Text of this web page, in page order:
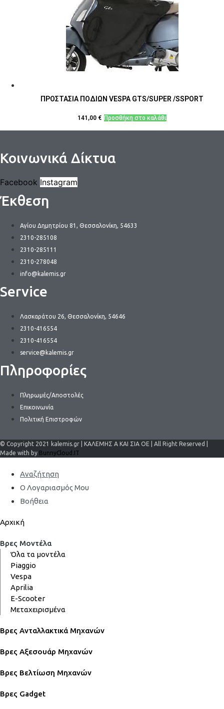
ΠΡΟΣΤΑΣΙΑ ΠΟΔΙΩΝ VESPA GTS/SUPER /SSPORT
141,00 € Προσθήκη στο καλάθι
Κοινωνικά Δίκτυα
Facebook Instagram
Έκθεση
Αγίου Δημητρίου 81, Θεσσαλονίκη, 54633
2310-285108
2310-285111
2310-278048
info@kalemis.gr
Service
Λασκαράτου 26, Θεσσαλονίκη, 54646
2310-416554
2310-416554
service@kalemis.gr
Πληροφορίες
Πληρωμές/Αποστολές
Επικοινωνία
Πολιτική Επιστροφών
© Copyright 2021 kalemis.gr | ΚΑΛΕΜΗΣ Α ΚΑΙ ΣΙΑ ΟΕ | All Right Reserved |
Made with by BunnyCloud.IT
Αναζήτηση
Ο Λογαριασμός Μου
Βοήθεια
Αρχική
Βρες Μοντέλα
Όλα τα μοντέλα
Piaggio
Vespa
Aprilia
E-Scooter
Μεταχειρισμένα
Βρες Ανταλλακτικά Μηχανών
Βρες Αξεσουάρ Μηχανών
Βρες Βελτίωση Μηχανών
Βρες Gadget